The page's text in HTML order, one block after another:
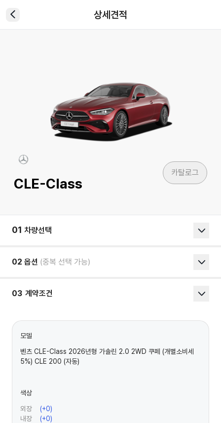
상세견적
CLE-Class
카탈로그
01 차량선택
02 옵션 (중복 선택 가능)
03 계약조건
모델
벤츠 CLE-Class 2026년형 가솔린 2.0 2WD 쿠페 (개별소비세
5%) CLE 200 (자동)
색상
외장
(+0)
내장
(+0)